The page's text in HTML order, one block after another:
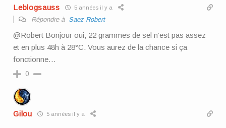
Leblogsauss 5 années il y a
Répondre à Saez Robert
@Robert Bonjour oui, 22 grammes de sel n’est pas assez
et en plus 48h à 28°C. Vous aurez de la chance si ça
fonctionne…
0
Gilou 5 années il y a